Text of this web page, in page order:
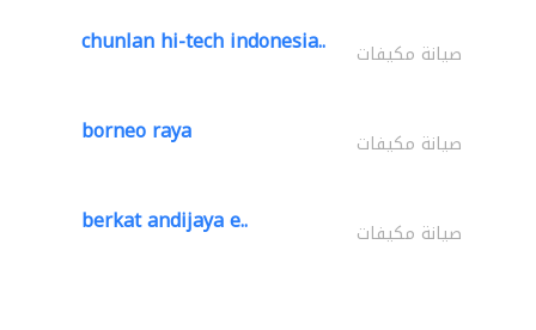
chunlan hi-tech indonesia.. صيانة مكيفات
borneo raya صيانة مكيفات
berkat andijaya e.. صيانة مكيفات